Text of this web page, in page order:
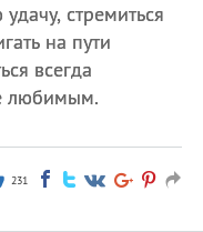
стремиться
на пути
всегда
любимым.
231